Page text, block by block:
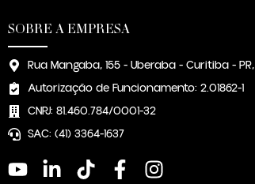
SOBRE A EMPRESA
Rua Mangaba, 155 - Uberaba - Curitiba -
Autorização de Funcionamento: 2.01862-1
CNPJ: 81.460.784/0001-32
SAC: (41) 3364-1637